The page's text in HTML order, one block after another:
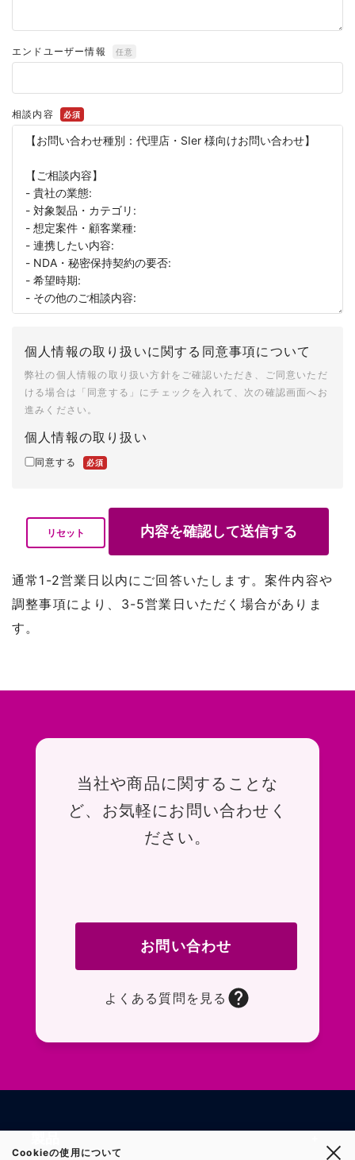
エンドユーザー情報 任意
相談内容 必須
個人情報の取り扱いに関する同意事項について
弊社の個人情報の取り扱い方針をご確認いただき、ご同意いただ
ける場合は「同意する」にチェックを入れて、次の確認画面へお
進みください。
個人情報の取り扱い
同意する 必須
リセット 内容を確認して送信する
通常1-2営業日以内にご回答いたします。案件内容や
調整事項により、3-5営業日いただく場合がありま
す。
お問い合わせ
当社や商品に関することな
ど、お気軽にお問い合わせく
ださい。
お問い合わせ
よくある質問を見る
Cookieの使用について